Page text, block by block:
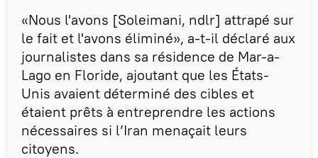
«Nous l'avons [Soleimani, ndlr] attrapé sur
le fait et l'avons éliminé», a-t-il déclaré aux
journalistes dans sa résidence de Mar-a-
Lago en Floride, ajoutant que les États-
Unis avaient déterminé des cibles et
étaient prêts à entreprendre les actions
nécessaires si l’Iran menaçait leurs
citoyens.